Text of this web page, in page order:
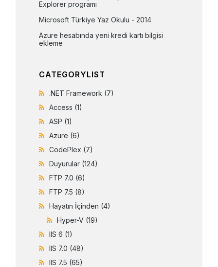
Explorer programı
Microsoft Türkiye Yaz Okulu - 2014
Azure hesabında yeni kredi kartı bilgisi
ekleme
CATEGORYLIST
.NET Framework (7)
Access (1)
ASP (1)
Azure (6)
CodePlex (7)
Duyurular (124)
FTP 7.0 (6)
FTP 7.5 (8)
Hayatın İçinden (4)
Hyper-V (19)
IIS 6 (1)
IIS 7.0 (48)
IIS 7.5 (65)